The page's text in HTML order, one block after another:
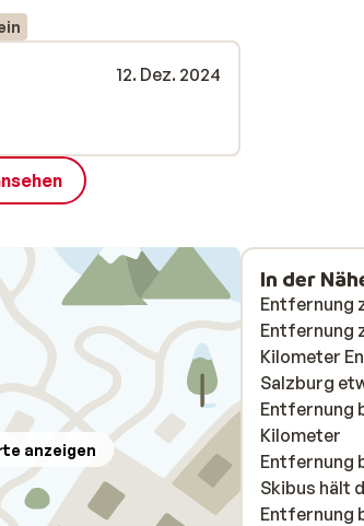
12. Dez. 2024
anzeigen
In der
Entfernung
Entfernung
Kilometer
Salzburg
Entfernung
Kilometer
Entfernung
Skibus hält
Entfernung